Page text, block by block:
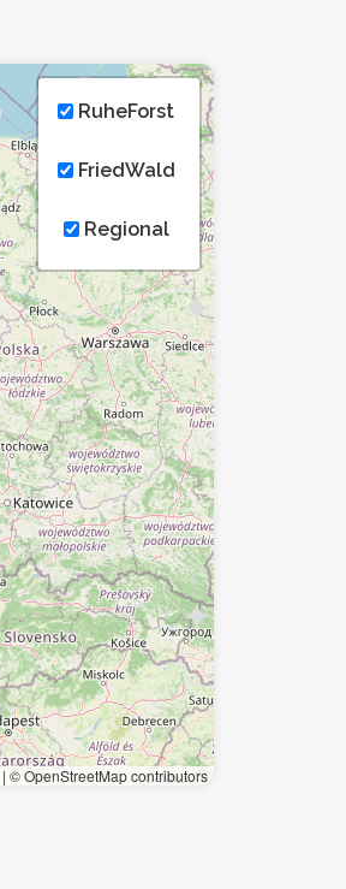
RuheForst
FriedWald
Regional
| © OpenStreetMap contributors